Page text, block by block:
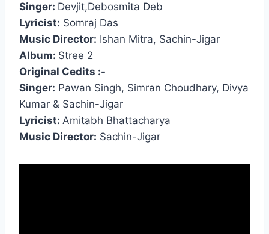
Singer: Devjit,Debosmita Deb
Lyricist: Somraj Das
Music Director: Ishan Mitra, Sachin-Jigar
Album: Stree 2
Original Cedits :-
Singer: Pawan Singh, Simran Choudhary, Divya
Kumar & Sachin-Jigar
Lyricist: Amitabh Bhattacharya
Music Director: Sachin-Jigar